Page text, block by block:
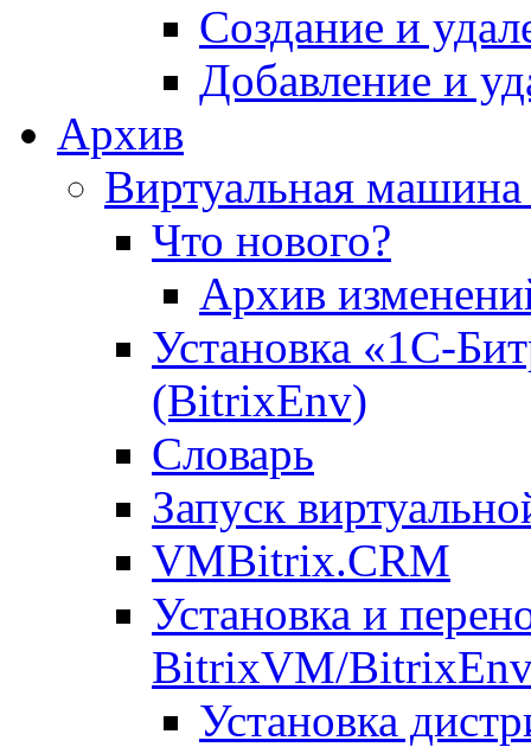
Создание и
Добавление и
Архив
Виртуальная
Что нового?
Архив
Установка «1С-
(BitrixEnv)
Словарь
Запуск
VMBitrix.CRM
Установка и
BitrixVM/
Установка